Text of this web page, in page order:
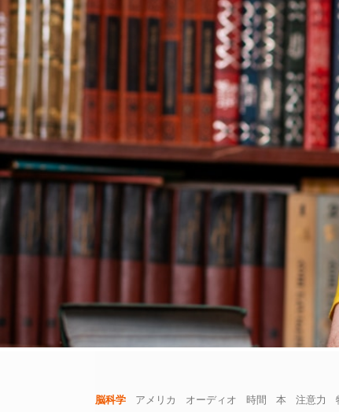
脳科学 アメリカ オーディオ 時間 本 注意力